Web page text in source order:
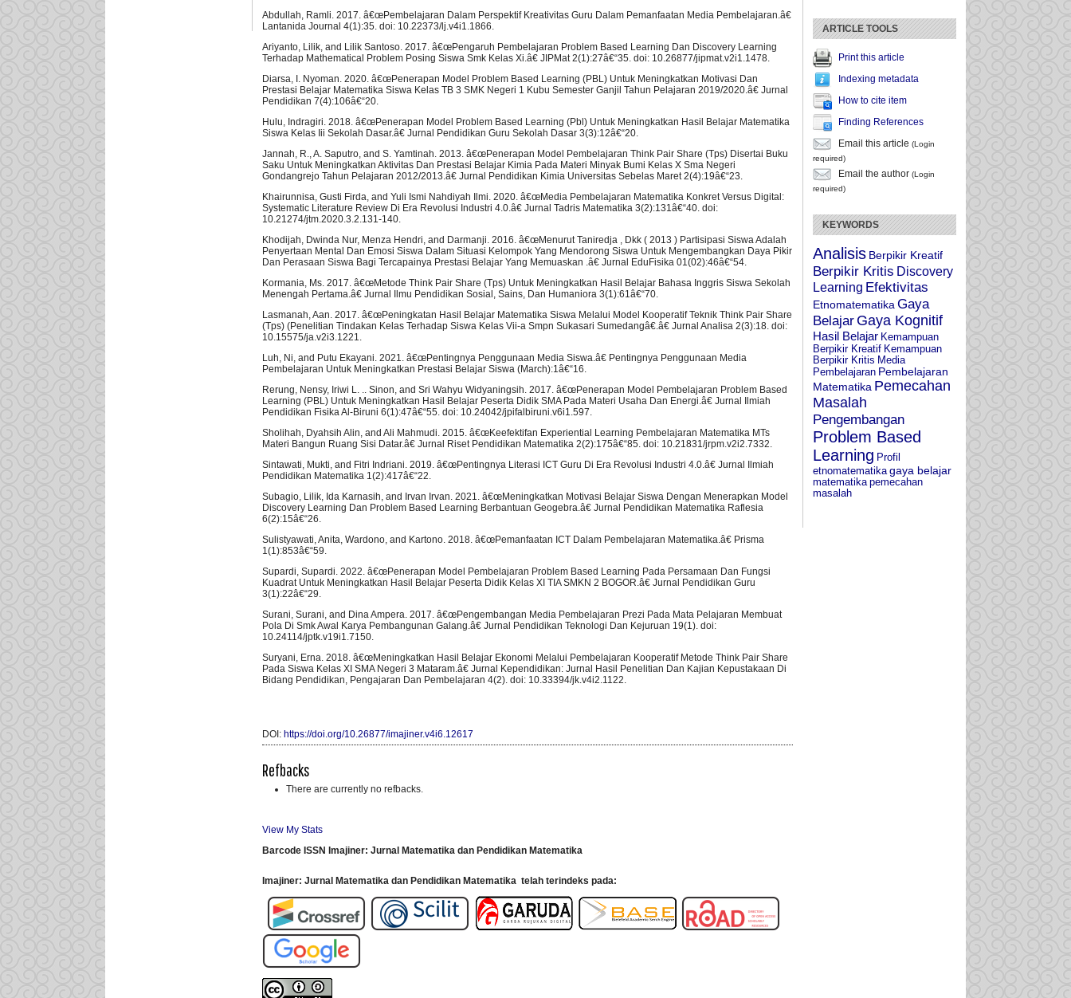
ARTICLE TOOLS
Print this article
Indexing metadata
How to cite item
Finding References
Email this article (Login
required)
Email the author (Login
required)
KEYWORDS
Analisis Berpikir Kreatif
Berpikir Kritis Discovery
Learning Efektivitas
Etnomatematika Gaya
Belajar Gaya Kognitif
Hasil Belajar Kemampuan
Berpikir Kreatif Kemampuan
Berpikir Kritis Media
Pembelajaran Pembelajaran
Matematika Pemecahan
Masalah
Pengembangan
Problem Based
Learning Profil
etnomatematika gaya belajar
matematika pemecahan
masalah
Abdullah, Ramli. 2017. â€œPembelajaran Dalam Perspektif Kreativitas Guru Dalam Pemanfaatan Media Pembelajaran.â€
Lantanida Journal 4(1):35. doi: 10.22373/lj.v4i1.1866.
Ariyanto, Lilik, and Lilik Santoso. 2017. â€œPengaruh Pembelajaran Problem Based Learning Dan Discovery Learning
Terhadap Mathematical Problem Posing Siswa Smk Kelas Xi.â€ JIPMat 2(1):27â€“35. doi: 10.26877/jipmat.v2i1.1478.
Diarsa, I. Nyoman. 2020. â€œPenerapan Model Problem Based Learning (PBL) Untuk Meningkatkan Motivasi Dan
Prestasi Belajar Matematika Siswa Kelas TB 3 SMK Negeri 1 Kubu Semester Ganjil Tahun Pelajaran 2019/2020.â€ Jurnal
Pendidikan 7(4):106â€“20.
Hulu, Indragiri. 2018. â€œPenerapan Model Problem Based Learning (Pbl) Untuk Meningkatkan Hasil Belajar Matematika
Siswa Kelas Iii Sekolah Dasar.â€ Jurnal Pendidikan Guru Sekolah Dasar 3(3):12â€“20.
Jannah, R., A. Saputro, and S. Yamtinah. 2013. â€œPenerapan Model Pembelajaran Think Pair Share (Tps) Disertai Buku
Saku Untuk Meningkatkan Aktivitas Dan Prestasi Belajar Kimia Pada Materi Minyak Bumi Kelas X Sma Negeri
Gondangrejo Tahun Pelajaran 2012/2013.â€ Jurnal Pendidikan Kimia Universitas Sebelas Maret 2(4):19â€“23.
Khairunnisa, Gusti Firda, and Yuli Ismi Nahdiyah Ilmi. 2020. â€œMedia Pembelajaran Matematika Konkret Versus Digital:
Systematic Literature Review Di Era Revolusi Industri 4.0.â€ Jurnal Tadris Matematika 3(2):131â€“40. doi:
10.21274/jtm.2020.3.2.131-140.
Khodijah, Dwinda Nur, Menza Hendri, and Darmanji. 2016. â€œMenurut Taniredja , Dkk ( 2013 ) Partisipasi Siswa Adalah
Penyertaan Mental Dan Emosi Siswa Dalam Situasi Kelompok Yang Mendorong Siswa Untuk Mengembangkan Daya Pikir
Dan Perasaan Siswa Bagi Tercapainya Prestasi Belajar Yang Memuaskan .â€ Jurnal EduFisika 01(02):46â€“54.
Kormania, Ms. 2017. â€œMetode Think Pair Share (Tps) Untuk Meningkatkan Hasil Belajar Bahasa Inggris Siswa Sekolah
Menengah Pertama.â€ Jurnal Ilmu Pendidikan Sosial, Sains, Dan Humaniora 3(1):61â€“70.
Lasmanah, Aan. 2017. â€œPeningkatan Hasil Belajar Matematika Siswa Melalui Model Kooperatif Teknik Think Pair Share
(Tps) (Penelitian Tindakan Kelas Terhadap Siswa Kelas Vii-a Smpn Sukasari Sumedangâ€.â€ Jurnal Analisa 2(3):18. doi:
10.15575/ja.v2i3.1221.
Luh, Ni, and Putu Ekayani. 2021. â€œPentingnya Penggunaan Media Siswa.â€ Pentingnya Penggunaan Media
Pembelajaran Untuk Meningkatkan Prestasi Belajar Siswa (March):1â€“16.
Rerung, Nensy, Iriwi L. .. Sinon, and Sri Wahyu Widyaningsih. 2017. â€œPenerapan Model Pembelajaran Problem Based
Learning (PBL) Untuk Meningkatkan Hasil Belajar Peserta Didik SMA Pada Materi Usaha Dan Energi.â€ Jurnal Ilmiah
Pendidikan Fisika Al-Biruni 6(1):47â€“55. doi: 10.24042/jpifalbiruni.v6i1.597.
Sholihah, Dyahsih Alin, and Ali Mahmudi. 2015. â€œKeefektifan Experiential Learning Pembelajaran Matematika MTs
Materi Bangun Ruang Sisi Datar.â€ Jurnal Riset Pendidikan Matematika 2(2):175â€“85. doi: 10.21831/jrpm.v2i2.7332.
Sintawati, Mukti, and Fitri Indriani. 2019. â€œPentingnya Literasi ICT Guru Di Era Revolusi Industri 4.0.â€ Jurnal Ilmiah
Pendidikan Matematika 1(2):417â€“22.
Subagio, Lilik, Ida Karnasih, and Irvan Irvan. 2021. â€œMeningkatkan Motivasi Belajar Siswa Dengan Menerapkan Model
Discovery Learning Dan Problem Based Learning Berbantuan Geogebra.â€ Jurnal Pendidikan Matematika Raflesia
6(2):15â€“26.
Sulistyawati, Anita, Wardono, and Kartono. 2018. â€œPemanfaatan ICT Dalam Pembelajaran Matematika.â€ Prisma
1(1):853â€“59.
Supardi, Supardi. 2022. â€œPenerapan Model Pembelajaran Problem Based Learning Pada Persamaan Dan Fungsi
Kuadrat Untuk Meningkatkan Hasil Belajar Peserta Didik Kelas XI TIA SMKN 2 BOGOR.â€ Jurnal Pendidikan Guru
3(1):22â€“29.
Surani, Surani, and Dina Ampera. 2017. â€œPengembangan Media Pembelajaran Prezi Pada Mata Pelajaran Membuat
Pola Di Smk Awal Karya Pembangunan Galang.â€ Jurnal Pendidikan Teknologi Dan Kejuruan 19(1). doi:
10.24114/jptk.v19i1.7150.
Suryani, Erna. 2018. â€œMeningkatkan Hasil Belajar Ekonomi Melalui Pembelajaran Kooperatif Metode Think Pair Share
Pada Siswa Kelas XI SMA Negeri 3 Mataram.â€ Jurnal Kependidikan: Jurnal Hasil Penelitian Dan Kajian Kepustakaan Di
Bidang Pendidikan, Pengajaran Dan Pembelajaran 4(2). doi: 10.33394/jk.v4i2.1122.
DOI: https://doi.org/10.26877/imajiner.v4i6.12617
Refbacks
There are currently no refbacks.
View My Stats
Barcode ISSN Imajiner: Jurnal Matematika dan Pendidikan Matematika
Imajiner: Jurnal Matematika dan Pendidikan Matematika telah terindeks pada: